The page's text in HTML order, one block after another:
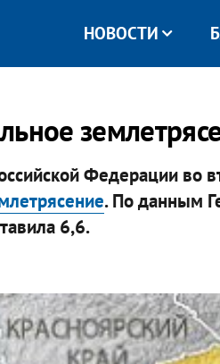
НОВОСТИ
Федерации во
. По данным
6,6.